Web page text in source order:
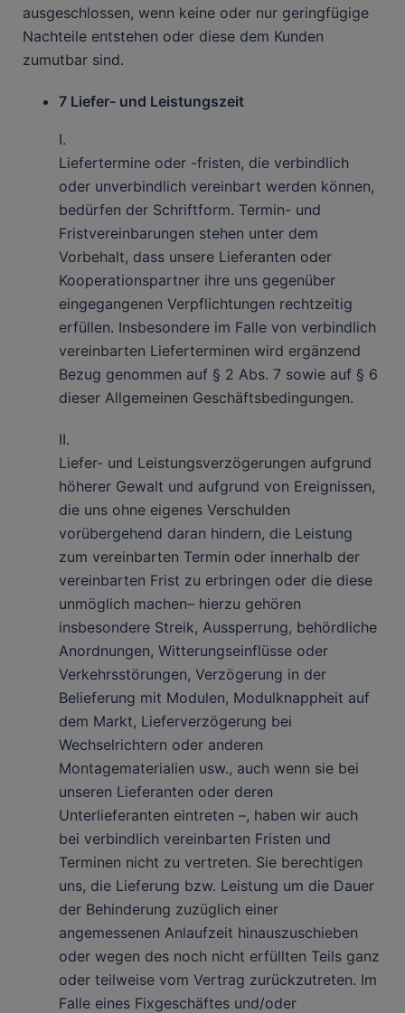
ausgeschlossen, wenn keine oder nur geringfügige
Nachteile entstehen oder diese dem Kunden
zumutbar sind.
7 Liefer- und Leistungszeit
I.
Liefertermine oder -fristen, die verbindlich
oder unverbindlich vereinbart werden können,
bedürfen der Schriftform. Termin- und
Fristvereinbarungen stehen unter dem
Vorbehalt, dass unsere Lieferanten oder
Kooperationspartner ihre uns gegenüber
eingegangenen Verpflichtungen rechtzeitig
erfüllen. Insbesondere im Falle von verbindlich
vereinbarten Lieferterminen wird ergänzend
Bezug genommen auf § 2 Abs. 7 sowie auf § 6
dieser Allgemeinen Geschäftsbedingungen.
II.
Liefer- und Leistungsverzögerungen aufgrund
höherer Gewalt und aufgrund von Ereignissen,
die uns ohne eigenes Verschulden
vorübergehend daran hindern, die Leistung
zum vereinbarten Termin oder innerhalb der
vereinbarten Frist zu erbringen oder die diese
unmöglich machen– hierzu gehören
insbesondere Streik, Aussperrung, behördliche
Anordnungen, Witterungseinflüsse oder
Verkehrsstörungen, Verzögerung in der
Belieferung mit Modulen, Modulknappheit auf
dem Markt, Lieferverzögerung bei
Wechselrichtern oder anderen
Montagematerialien usw., auch wenn sie bei
unseren Lieferanten oder deren
Unterlieferanten eintreten –, haben wir auch
bei verbindlich vereinbarten Fristen und
Terminen nicht zu vertreten. Sie berechtigen
uns, die Lieferung bzw. Leistung um die Dauer
der Behinderung zuzüglich einer
angemessenen Anlaufzeit hinauszuschieben
oder wegen des noch nicht erfüllten Teils ganz
oder teilweise vom Vertrag zurückzutreten. Im
Falle eines Fixgeschäftes und/oder